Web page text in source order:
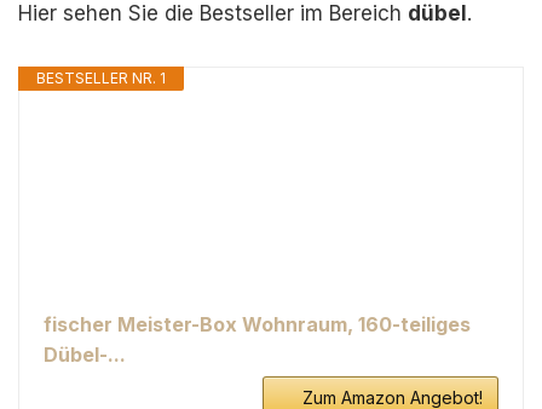
Hier sehen Sie die Bestseller im Bereich dübel .
BESTSELLER NR. 1
fischer Meister-Box Wohnraum, 160-teiliges
Dübel-...
Zum Amazon Angebot!